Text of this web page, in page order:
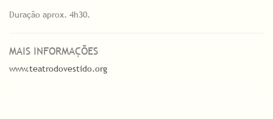
Duração aprox. 4h30.
MAIS INFORMAÇÕES
www.teatrodovestido.org